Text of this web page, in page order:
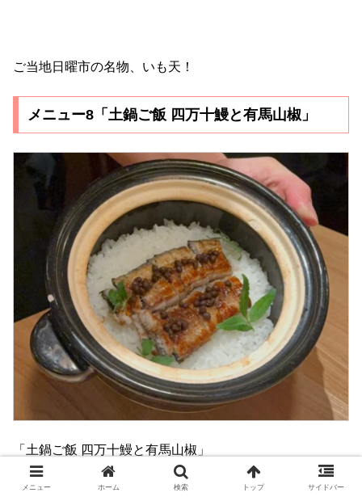
ご当地日曜市の名物、いも天！
メニュー8「土鍋ご飯 四万十鰻と有馬山椒」
「土鍋ご飯 四万十鰻と有馬山椒」
メニュー ホーム 検索 トップ サイドバー